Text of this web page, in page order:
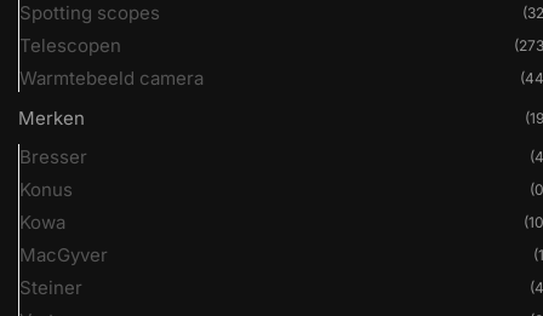
Spotting scopes
Telescopen
Warmtebeeld camera
Merken
Bresser
Konus
Kowa
MacGyver
Steiner